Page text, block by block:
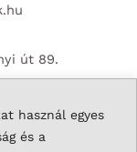
használ egyes
és a
út 89.